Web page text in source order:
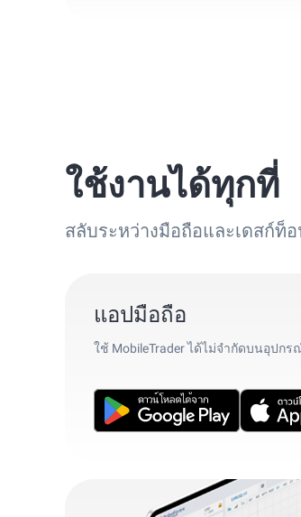
ใช้งานได้ทุกที่
สลับระหว่างมือถือและเดสก์ท็
แอปมือถือ
ใช้ MobileTrader ได้ไม่จำกัดบนอุปกร